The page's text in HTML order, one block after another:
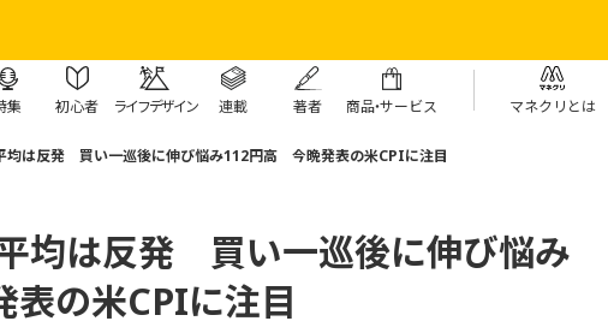
集 初心者 ライフデザイン 連載 著者 商品・サービス マネクリとは
均は反発 買い一巡後に伸び悩み112円高 今晩発表の米CPIに注目
平均は反発 買い一巡後に伸び悩み
の米CPIに注目